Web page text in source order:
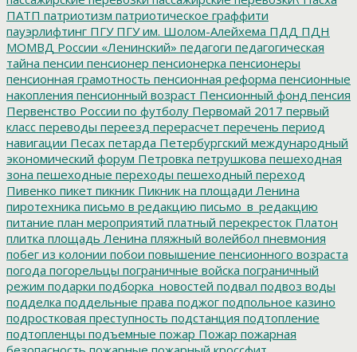
ПАТП патриотизм патриотическое граффити
пауэрлифтинг ПГУПГУ им. Шолом-Алейхема ПДД ПДН
МОМВД России «Ленинский» педагоги педагогическая
тайна пенсии пенсионер пенсионерка пенсионеры
пенсионная грамотность пенсионная реформа пенсионные
накопления пенсионный возраст Пенсионный фонд пенсия
Первенство России по футболу Первомай 2017 первый
класс переводы переезд перерасчет перечень период
навигации Песах петарда Петербургский международный
экономический форум Петровка петрушкова пешеходная
зона пешеходные переходы пешеходный переход
Пивенко пикет пикник Пикник на площади Ленина
пиротехника письмо в редакцию письмо_в_редакцию
питание план мероприятий платный перекресток Платон
плитка площадь Ленина пляжный волейбол пневмония
побег из колонии побои повышение пенсионного возраста
погода погорельцы пограничные войска пограничный
режим подарки подборка_новостей подвал подвоз воды
подделка поддельные права поджог подпольное казино
подростковая преступность подстанция подтопление
подтопленцы подъемные пожар Пожар пожарная